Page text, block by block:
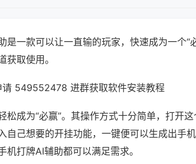
是一款可以让一直输的玩家，快速成为一个“
获取使用。
请 549552478 进群获取软件安装教程
松成为“必赢”。其操作方式十分简单，打开
自己想要的开挂功能，一键便可以生成出手
机打牌AI辅助都可以满足需求。